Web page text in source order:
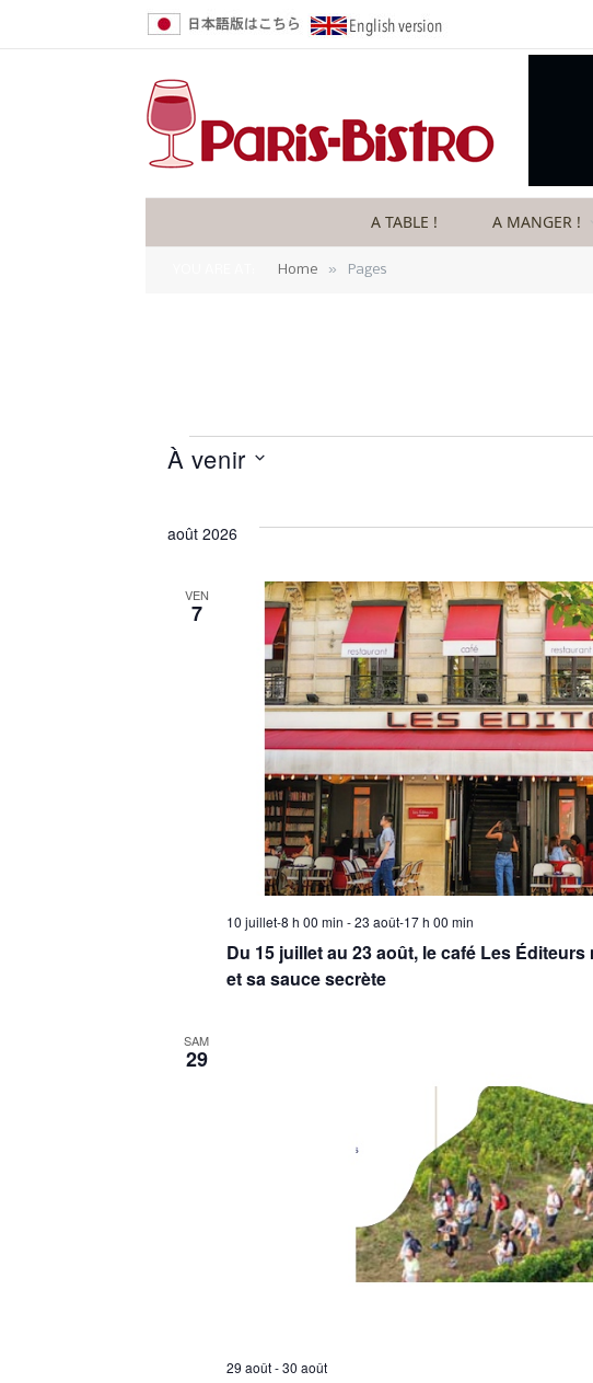
A TABLE ! A MANGER !
Home » Pages
À venir
une
août 2026
VEN
7
Du 15 juillet au 23 août, le café Les
et sa sauce secrète
10 juillet-8 h 00 min -23 août-17 h 00 min
SAM
29
29 août-30 août